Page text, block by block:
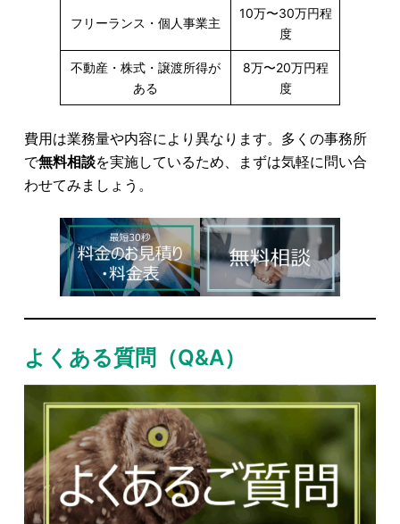
フリーランス・個人事業主
10万〜30万円程
度
不動産・株式・譲渡所得が
ある
8万〜20万円程
度
費用は業務量や内容により異なります。多くの事務所
で無料相談を実施しているため、まずは気軽に問い合
わせてみましょう。
よくある質問（Q&A）